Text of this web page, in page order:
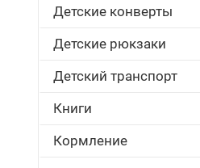
Детские конверты
Детские рюкзаки
Детский транспорт
Книги
Кормление